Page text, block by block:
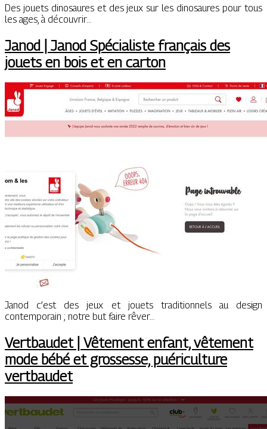
Des jouets dinosaures et des jeux sur les dinosaures pour tous
les ages, à découvrir…
Janod | Janod Spécialiste français des
jouets en bois et en carton
Janod c’est des jeux et jouets traditionnels au design
contemporain ; notre but faire rêver…
Vertbaudet | Vêtement enfant, vêtement
mode bébé et grossesse, puéricul­tu­re
vertbaudet